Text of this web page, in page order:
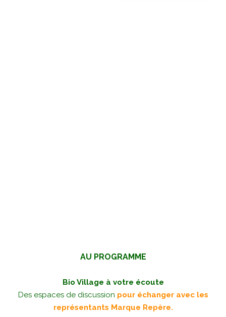
AU PROGRAMME
Bio Village à votre écoute
Des espaces de discussion pour échanger avec les
représentants Marque Repère.